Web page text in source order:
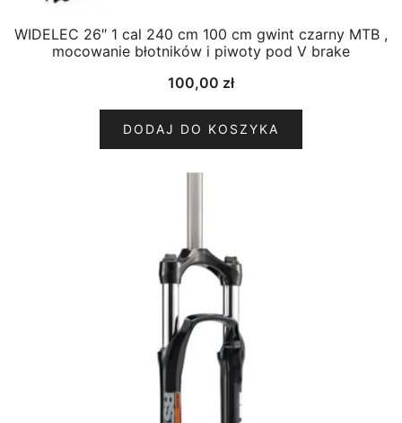
WIDELEC 26″ 1 cal 240 cm 100 cm gwint czarny MTB ,
mocowanie błotników i piwoty pod V brake
100,00 zł
DODAJ DO KOSZYKA